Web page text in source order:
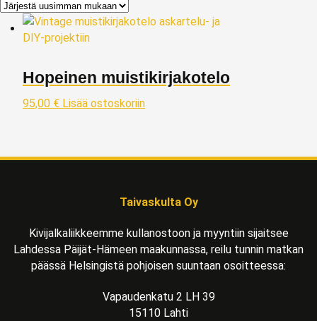
Hopeinen muistikirjakotelo
95,00 € Lisää ostoskoriin
Taivaskulta Oy
Kivijalkaliikkeemme kullanostoon ja myyntiin sijaitsee
Lahdessa Päijät-Hämeen maakunnassa, reilu tunnin matkan
päässä Helsingistä pohjoisen suuntaan osoitteessa:
Vapaudenkatu 2 LH 39
15110 Lahti